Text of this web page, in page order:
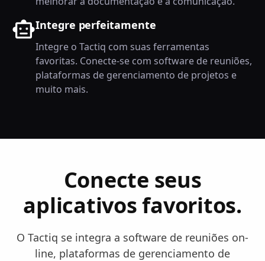
Integre perfeitamente
Integre o Tactiq com suas ferramentas
favoritas. Conecte-se com software de reuniões,
plataformas de gerenciamento de projetos e
muito mais.
Conecte seus
aplicativos favoritos.
O Tactiq se integra a software de reuniões on-
line, plataformas de gerenciamento de